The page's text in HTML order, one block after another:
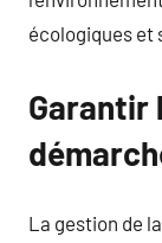
écologiques et
Garantir
La gestion de